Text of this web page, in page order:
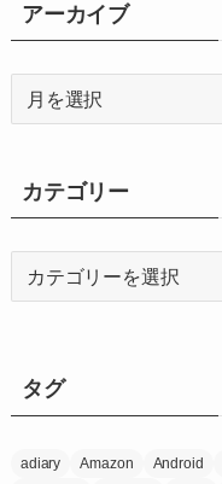
アーカイブ
ブ
カテゴリー
ータグ
adiary Amazon Android